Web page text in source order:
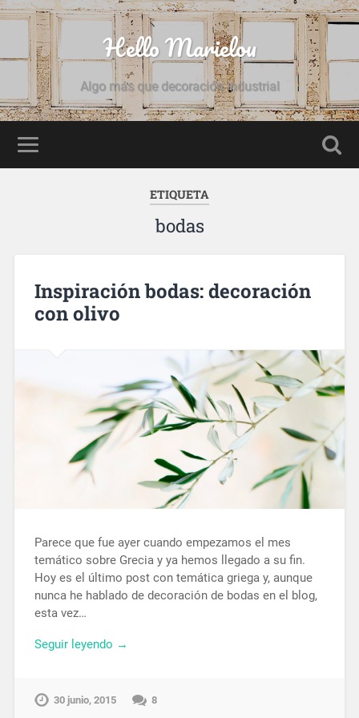
Hello Marielou
Algo más que decoración industrial
ETIQUETA
bodas
Inspiración bodas: decoración
con olivo
Parece que fue ayer cuando empezamos el mes
temático sobre Grecia y ya hemos llegado a su fin.
Hoy es el último post con temática griega y, aunque
nunca he hablado de decoración de bodas en el blog,
esta vez…
Seguir leyendo →
30 junio, 2015 8